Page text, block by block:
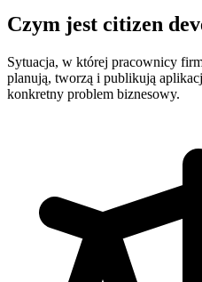
Czym jest citizen
Sytuacja, w której pracownicy
planują, tworzą i publikują
konkretny problem biznesowy.